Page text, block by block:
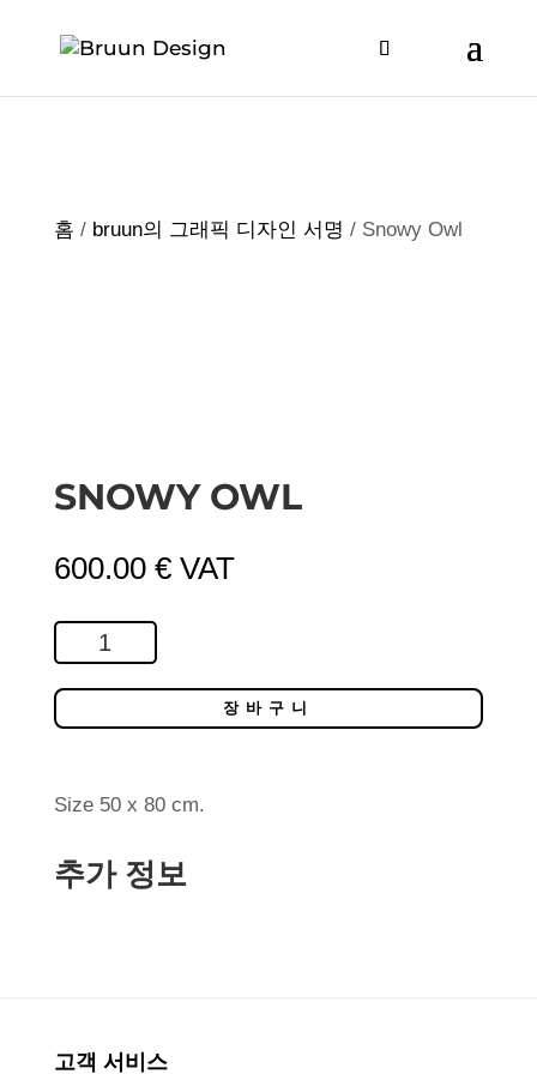
홈 / bruun의 그래픽 디자인 서명 / Snowy Owl
SNOWY OWL
600.00 € VAT
Snowy
Owl
수
량
장바구니
Size 50 x 80 cm.
추가 정보
고객 서비스